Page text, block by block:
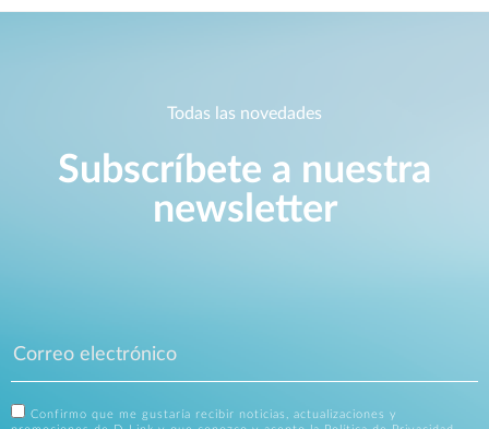
Todas las novedades
Subscríbete a nuestra
newsletter
Confirmo que me gustaría recibir noticias, actualizaciones y